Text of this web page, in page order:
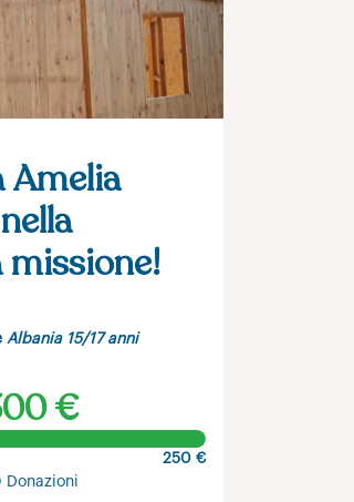
Amelia
Albania 15/17 anni
€
250 €
Donazioni